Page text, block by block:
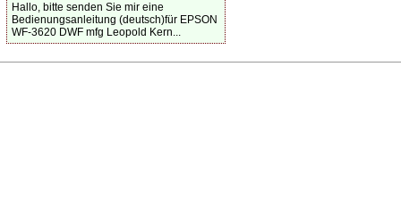
Hallo, bitte senden Sie mir eine
Bedienungsanleitung (deutsch)für EPSON
WF-3620 DWF mfg Leopold Kern...